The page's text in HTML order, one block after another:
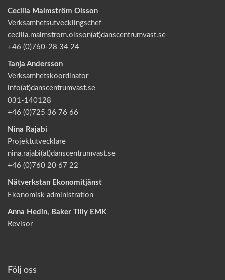
Cecilia Malmström Olsson
Verksamhetsutvecklingschef
cecilia.malmstrom.olsson(at)danscentrumvast.se
+46 (0)760-28 34 24
Tanja Andersson
Verksamhetskoordinator
info(at)danscentrumvast.se
031-140128
+46 (0)725 36 76 66
Nina Rajabi
Projektutvecklare
nina.rajabi(at)danscentrumvast.se
+46 (0)760 20 67 22
Nätverkstan Ekonomitjänst
Ekonomisk administration
Anna Hedin, Baker Tilly EMK
Revisor
Följ oss